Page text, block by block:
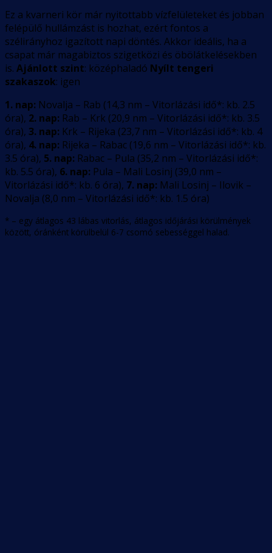
Ez a kvarneri kör már nyitottabb vízfelületeket és jobban
felépülő hullámzást is hozhat, ezért fontos a
szélirányhoz igazított napi döntés. Akkor ideális, ha a
csapat már magabiztos szigetközi és öbölátkelésekben
is. Ajánlott szint: középhaladó Nyílt tengeri
szakaszok: igen
1. nap: Novalja – Rab (14,3 nm – Vitorlázási idő*: kb. 2.5
óra), 2. nap: Rab – Krk (20,9 nm – Vitorlázási idő*: kb. 3.5
óra), 3. nap: Krk – Rijeka (23,7 nm – Vitorlázási idő*: kb. 4
óra), 4. nap: Rijeka – Rabac (19,6 nm – Vitorlázási idő*: kb.
3.5 óra), 5. nap: Rabac – Pula (35,2 nm – Vitorlázási idő*:
kb. 5.5 óra), 6. nap: Pula – Mali Losinj (39,0 nm –
Vitorlázási idő*: kb. 6 óra), 7. nap: Mali Losinj – Ilovik –
Novalja (8,0 nm – Vitorlázási idő*: kb. 1.5 óra)
* – egy átlagos 43 lábas vitorlás, átlagos időjárási körülmények
között, óránként körülbelül 6-7 csomó sebességgel halad.